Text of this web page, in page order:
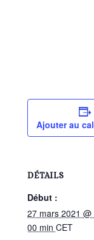
Ajouter au
DÉTAILS
Début :
27 mars 2021 @
00 min CET